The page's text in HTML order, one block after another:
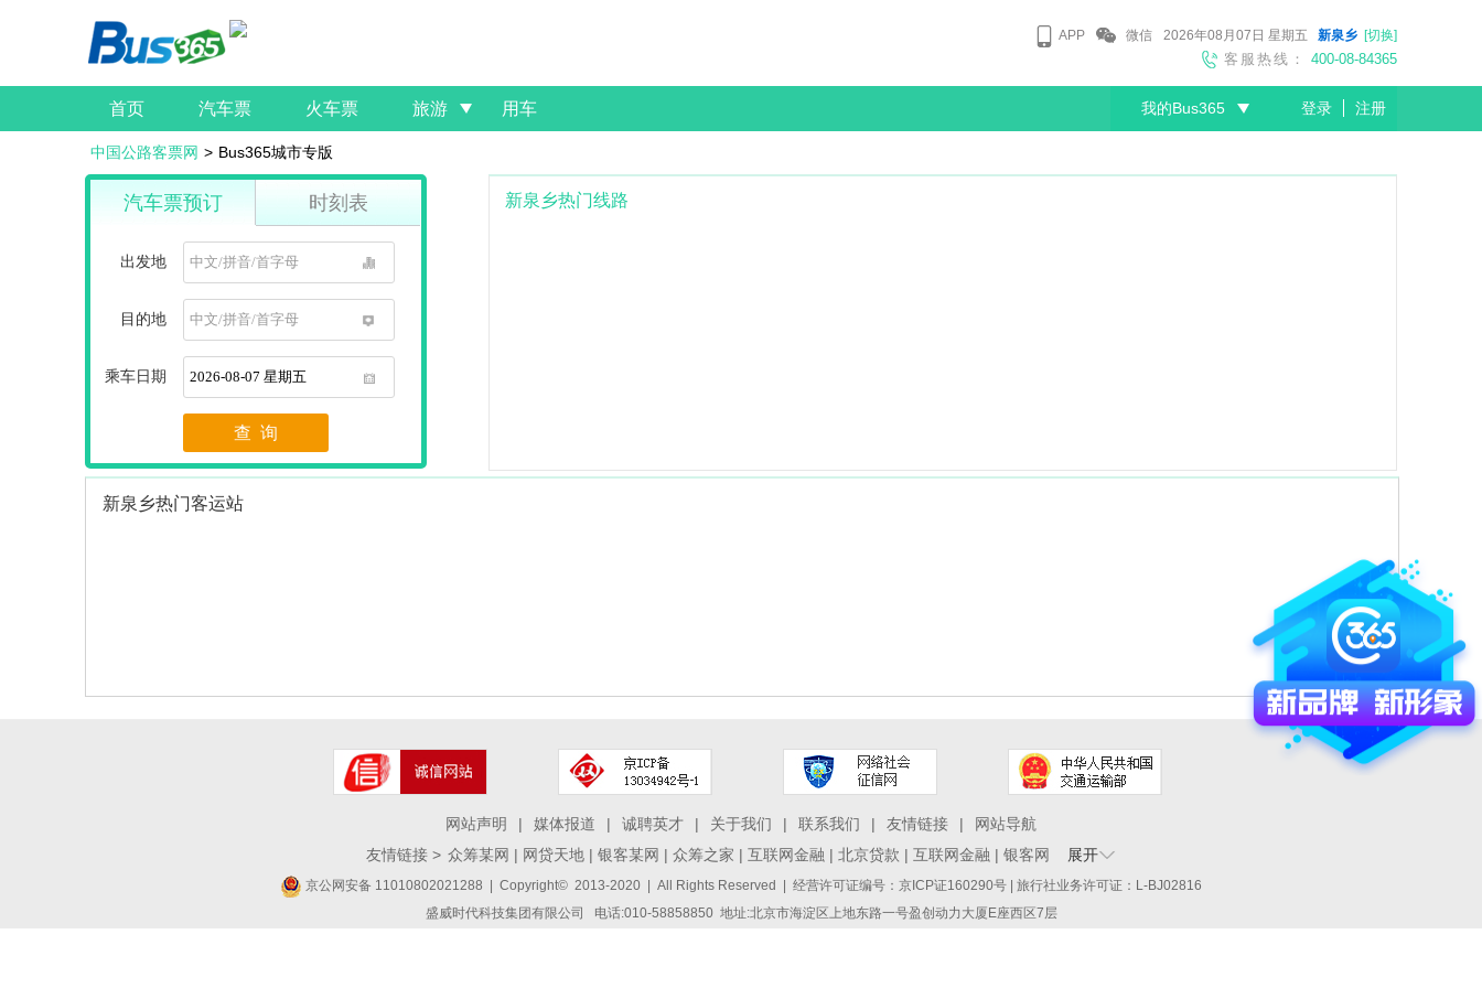
APP 微信 2026年08月07日 星期五 新泉乡 [切换]
客服热线： 400-08-84365
首页 汽车票 火车票 旅游 用车 我的Bus365 登录 注册
中国公路客票网 > Bus365城市专版
汽车票预订 时刻表
出发地
目的地
1
乘车日期
1
查 询
新泉乡热门线路
新泉乡热门客运站
网站声明 | 媒体报道 | 诚聘英才 | 关于我们 | 联系我们 | 友情链接 |
网站导航
友情链接 > 众筹某网 | 网贷天地 | 银客某网 | 众筹之家 | 互联网金融 | 北京贷款 | 互联网金融 | 银客网 展开
京公网安备 11010802021288 | Copyright© 2013-2020 | All Rights Reserved | 经营许可证编号：京ICP证160290号 | 旅行社业务许可证：L-BJ02816
盛威时代科技集团有限公司 电话:010-58858850 地址:北京市海淀区上地东路一号盈创动力大厦E座西区7层